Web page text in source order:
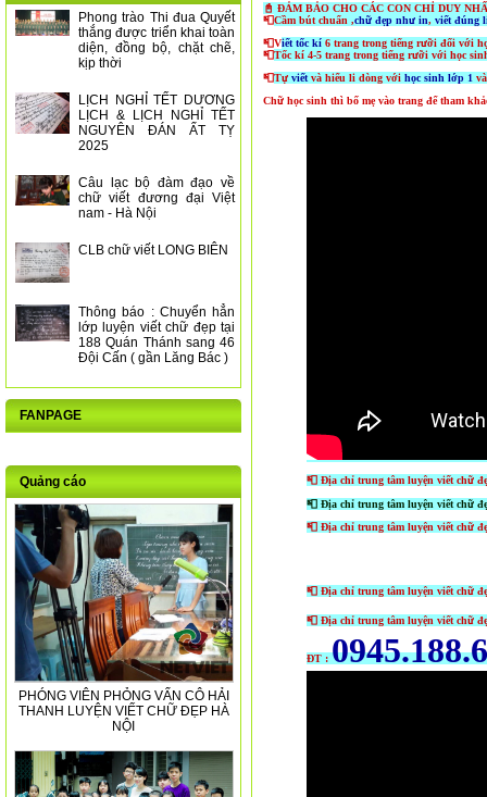
Phong trào Thi đua Quyết
thắng được triển khai toàn
diện, đồng bộ, chặt chẽ,
kịp thời
LỊCH NGHỈ TẾT DƯƠNG
LỊCH & LỊCH NGHỈ TẾT
NGUYÊN ĐÁN ẤT TỴ
2025
Câu lạc bộ đàm đạo về
chữ viết đương đại Việt
nam - Hà Nội
CLB chữ viết LONG BIÊN
Thông báo : Chuyển hẳn
lớp luyện viết chữ đẹp tại
188 Quán Thánh sang 46
Đội Cấn ( gần Lăng Bác )
FANPAGE
Quảng cáo
PHÓNG VIÊN PHỎNG VẤN CÔ HẢI
THANH LUYỆN VIẾT CHỮ ĐẸP HÀ
NỘI
📓 ĐẢM BẢO CHO CÁC CON CHỈ DUY
📮Cầm bút chuẩn ,chữ đẹp như in, viết đúng
📮Viết tốc kí6 trang trong tiếng rưỡi đối với
📮Tốc kí 4-5 trang trong tiếng rưỡi với học
📮Tựviết và hiểu li dòng với học sinh lớp 1
Chữ học sinh thì bố mẹ vào trang để tham
📮 Địa chỉ trung tâm luyện viết chữ
📮 Địa chỉ trung tâm luyện viết chữ
📮 Địa chỉ trung tâm luyện viết chữ
📮 Địa chỉ trung tâm luyện viết chữ
📮 Địa chỉ trung tâm luyện viết chữ
ĐT :